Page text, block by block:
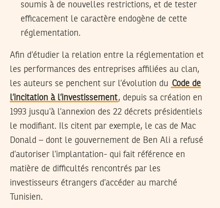
soumis à de nouvelles restrictions, et de tester
efficacement le caractère endogène de cette
réglementation.
Afin d’étudier la relation entre la réglementation et
les performances des entreprises affiliées au clan,
les auteurs se penchent sur l’évolution du Code de
l’incitation à l’investissement, depuis sa création en
1993 jusqu’à l’annexion des 22 décrets présidentiels
le modifiant. Ils citent par exemple, le cas de Mac
Donald – dont le gouvernement de Ben Ali a refusé
d’autoriser l’implantation- qui fait référence en
matière de difficultés rencontrés par les
investisseurs étrangers d’accéder au marché
Tunisien.